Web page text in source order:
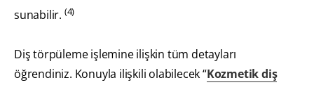
sunabilir. (4)
Diş törpüleme işlemine ilişkin tüm detayları
öğrendiniz. Konuyla ilişkili olabilecek “Kozmetik diş